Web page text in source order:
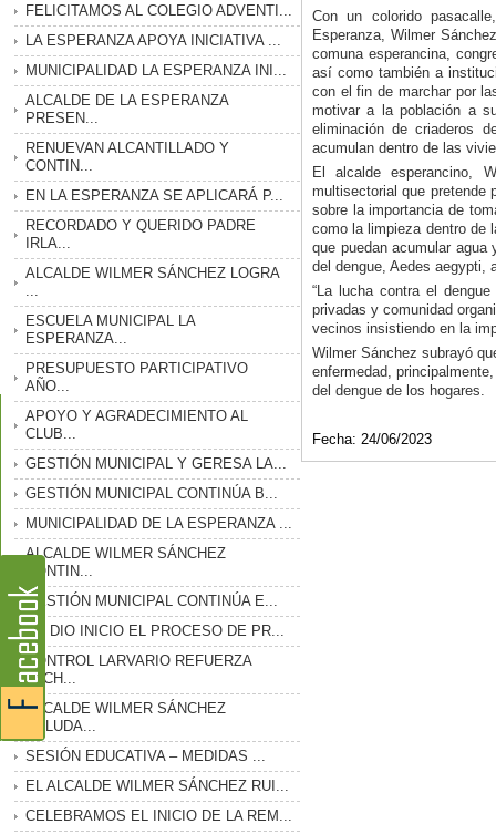
FELICITAMOS AL COLEGIO ADVENTI...
LA ESPERANZA APOYA INICIATIVA ...
MUNICIPALIDAD LA ESPERANZA INI...
ALCALDE DE LA ESPERANZA
PRESEN...
RENUEVAN ALCANTILLADO Y
CONTIN...
EN LA ESPERANZA SE APLICARÁ P...
RECORDADO Y QUERIDO PADRE
IRLA...
ALCALDE WILMER SÁNCHEZ LOGRA
ESCUELA MUNICIPAL LA
ESPERANZA...
PRESUPUESTO PARTICIPATIVO
AÑO...
APOYO Y AGRADECIMIENTO AL
CLUB...
GESTIÓN MUNICIPAL Y GERESA LA...
GESTIÓN MUNICIPAL CONTINÚA B...
MUNICIPALIDAD DE LA ESPERANZA ...
ALCALDE WILMER SÁNCHEZ
CONTIN...
GESTIÓN MUNICIPAL CONTINÚA E...
SE DIO INICIO EL PROCESO DE PR...
CONTROL LARVARIO REFUERZA
LUCH...
ALCALDE WILMER SÁNCHEZ
SALUDA...
SESIÓN EDUCATIVA – MEDIDAS ...
EL ALCALDE WILMER SÁNCHEZ RUI...
CELEBRAMOS EL INICIO DE LA REM...
Con un colorido
Esperanza, Wilmer
comuna esperancina,
así como también a
con el fin de marchar por
motivar a la población a
eliminación de criaderos
acumulan dentro de las
El alcalde esperancino,
multisectorial que pretende
sobre la importancia de
como la limpieza dentro de
que puedan acumular
del dengue, Aedes aegypti,
“La lucha contra el
privadas y comunidad
vecinos insistiendo en la
Wilmer Sánchez subrayó
enfermedad,
del dengue de los hogares.
Fecha: 24/06/2023